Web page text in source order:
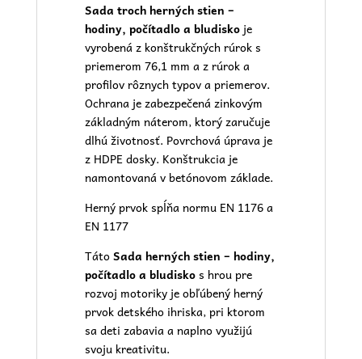
Sada troch herných stien –
hodiny, počítadlo a bludisko je
vyrobená z konštrukčných rúrok s
priemerom 76,1 mm a z rúrok a
profilov rôznych typov a priemerov.
Ochrana je zabezpečená zinkovým
základným náterom, ktorý zaručuje
dlhú životnosť. Povrchová úprava je
z HDPE dosky. Konštrukcia je
namontovaná v betónovom základe.
Herný prvok spĺňa normu EN 1176 a
EN 1177
TátoSada herných stien – hodiny,
počítadlo a bludisko s hrou pre
rozvoj motoriky je obľúbený herný
prvokdetského ihriska, pri ktorom
sa deti zabavia a naplno využijú
svoju kreativitu.